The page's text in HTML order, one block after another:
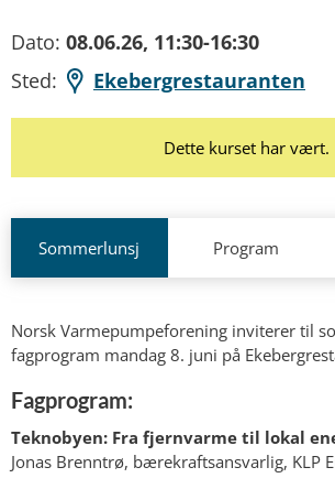
Dato: 08.06.26, 11:30-16:30
Sted:
Ekebergrestauranten
Dette kurset har vært.
Sommerlunsj Program
Norsk Varmepumpeforening inviterer til
fagprogram mandag 8. juni på
Fagprogram:
Teknobyen: Fra fjernvarme til lokal
Jonas Brenntrø, bærekraftsansvarlig, KLP